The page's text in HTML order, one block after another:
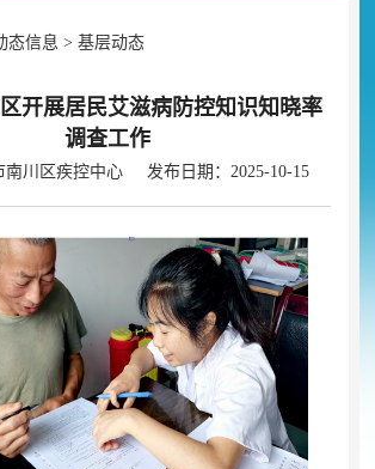
态信息 > 基层动态
开展居民艾滋病防控知识知晓率
调查工作
南川区疾控中心 发布日期：2025-10-15